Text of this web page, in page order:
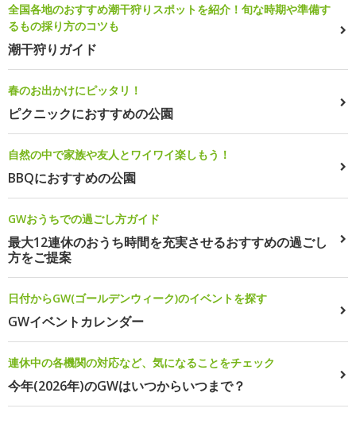
全国各地のおすすめ潮干狩りスポットを紹介！旬な時期や準備す
るもの採り方のコツも
潮干狩りガイド
春のお出かけにピッタリ！
ピクニックにおすすめの公園
自然の中で家族や友人とワイワイ楽しもう！
BBQにおすすめの公園
GWおうちでの過ごし方ガイド
最大12連休のおうち時間を充実させるおすすめの過ごし
方をご提案
日付からGW(ゴールデンウィーク)のイベントを探す
GWイベントカレンダー
連休中の各機関の対応など、気になることをチェック
今年(2026年)のGWはいつからいつまで？